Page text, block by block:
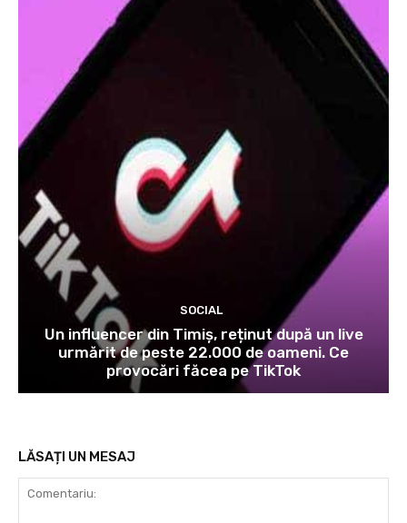
SOCIAL
Un influencer din Timiș, reținut după un live
urmărit de peste 22.000 de oameni. Ce
provocări făcea pe TikTok
LĂSAȚI UN MESAJ